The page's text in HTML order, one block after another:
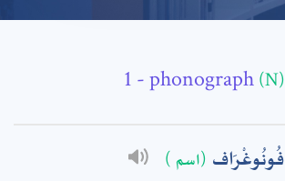
- phonograph (N)
فُونُوغْرَاف (اسم )
Full Name: *
Subject: *
Comment: *